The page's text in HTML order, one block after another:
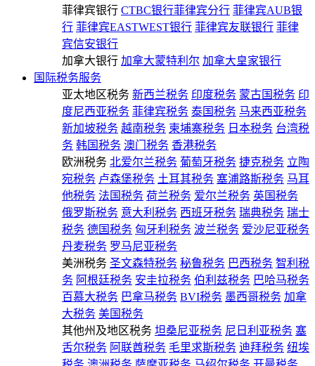
菲律宾银行 CTBC银行菲律宾分行 菲律宾AUB银
行 菲律宾EASTWEST银行 菲律宾友联银行 菲律
宾信安银行
加拿大银行 加拿大蒙特利尔 加拿大皇家银行
国际税务服务
亚太地区税务 新西兰税务 印度税务 蒙古国税务 印
度尼西亚税务 菲律宾税务 泰国税务 马来西亚税务
新加坡税务 越南税务 柬埔寨税务 日本税务 台湾税
务 韩国税务 澳门税务 香港税务
欧洲税务 北爱尔兰税务 葡萄牙税务 捷克税务 立陶
宛税务 卢森堡税务 土耳其税务 塞浦路斯税务 马耳
他税务 法国税务 荷兰税务 爱尔兰税务 英国税务
俄罗斯税务 意大利税务 西班牙税务 瑞典税务 瑞士
税务 德国税务 匈牙利税务 波兰税务 爱沙尼亚税务
丹麦税务 罗马尼亚税务
美洲税务 圣文森特税务 秘鲁税务 巴西税务 智利税
务 阿根廷税务 安圭拉税务 伯利兹税务 巴哈马税务
百慕大税务 巴拿马税务 BVI税务 墨西哥税务 加拿
大税务 美国税务
其他州及地区税务 坦桑尼亚税务 尼日利亚税务 塞
舌尔税务 阿联酋税务 毛里求斯税务 迪拜税务 纽埃